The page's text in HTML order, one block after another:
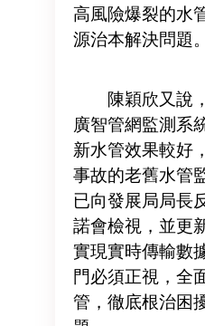
高風險爆裂的水
源治本解決問題。
陳穎欣又說
廣智管網監測系
新水管效果較好
事故的老舊水管
已向發展局局長
諾會檢視，並更
實現實時傳輸數
門必須正視，全
管，徹底根治困